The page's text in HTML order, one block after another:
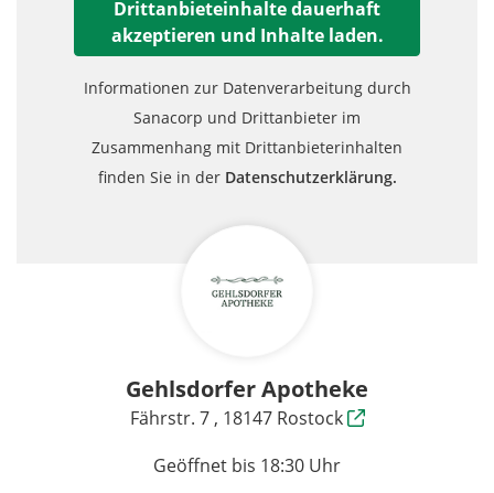
Drittanbieteinhalte dauerhaft
akzeptieren und Inhalte laden.
Informationen zur Datenverarbeitung durch
Sanacorp und Drittanbieter im
Zusammenhang mit Drittanbieterinhalten
finden Sie in der Datenschutzerklärung.
Gehlsdorfer Apotheke
Fährstr. 7 , 18147 Rostock
Geöffnet bis 18:30 Uhr